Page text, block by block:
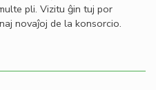
pli. Vizitu ĝin tuj por
novaĵoj de la konsorcio.